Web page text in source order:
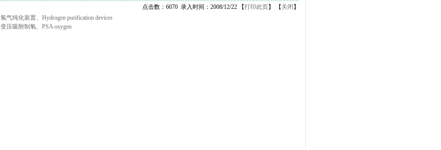
点击数：6070 录入时间：2008/12/22 【打印此页】 【 关闭 】
氢气纯化装置、Hydrogen purification devices
变压吸附制氧、PSA oxygen